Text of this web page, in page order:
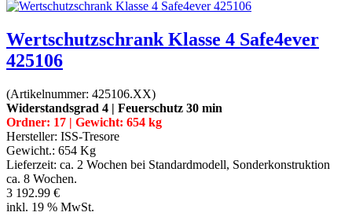
Wertschutzschrank Klasse 4 Safe4ever
425106
(Artikelnummer: 425106.XX)
Widerstandsgrad 4 | Feuerschutz 30 min
Ordner: 17 | Gewicht: 654 kg
Hersteller: ISS-Tresore
Gewicht.: 654 Kg
Lieferzeit: ca. 2 Wochen bei Standardmodell, Sonderkonstruktion
ca. 8 Wochen.
3 192.99 €
inkl. 19 % MwSt.